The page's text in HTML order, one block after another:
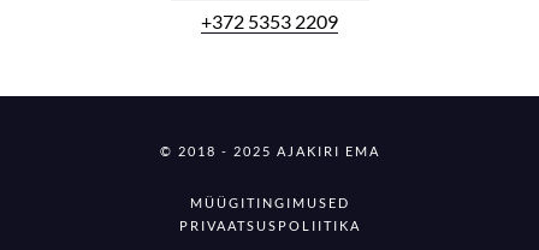
+372 5353 2209
© 2018 - 2025 AJAKIRI EMA
MÜÜGITINGIMUSED
PRIVAATSUSPOLIITIKA